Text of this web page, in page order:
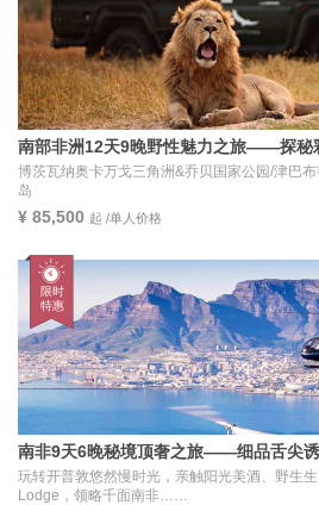
南部非洲12天9晚野性魅力之旅——探秘
博茨瓦纳奥卡万戈三角洲&乔贝国家公园/津巴
岛
¥ 85,500 起 /单人价格
南非9天6晚秘境顶奢之旅——细品舌尖
玩转开普敦悠然慢时光，亲触阳光美酒、野生
Lodge，领略千面南非……